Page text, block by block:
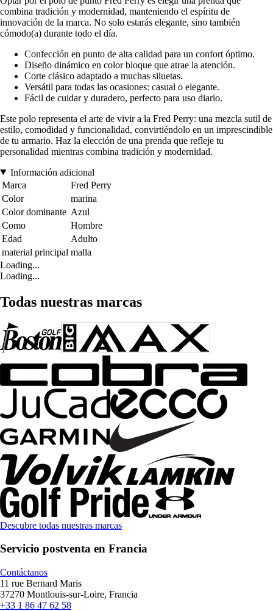
combina tradición y modernidad, manteniendo el espíritu de
innovación de la marca. No solo estarás elegante, sino también
cómodo(a) durante todo el día.
Confección en punto de alta calidad para un confort óptimo.
Diseño dinámico en color bloque que atrae la atención.
Corte clásico adaptado a muchas siluetas.
Versátil para todas las ocasiones: casual o elegante.
Fácil de cuidar y duradero, perfecto para uso diario.
Este polo representa el arte de vivir a la Fred Perry: una mezcla sutil de
estilo, comodidad y funcionalidad, convirtiéndolo en un imprescindible
de tu armario. Haz la elección de una prenda que refleje tu
personalidad mientras combina tradición y modernidad.
Información adicional
Marca
Fred Perry
Color
marina
Color dominante Azul
Como
Hombre
Edad
Adulto
material principal malla
Loading...
Loading...
Todas nuestras marcas
Descubre todas nuestras marcas
Servicio postventa en Francia
Contáctanos
11 rue Bernard Maris
37270 Montlouis-sur-Loire, Francia
+33 1 86 47 62 58